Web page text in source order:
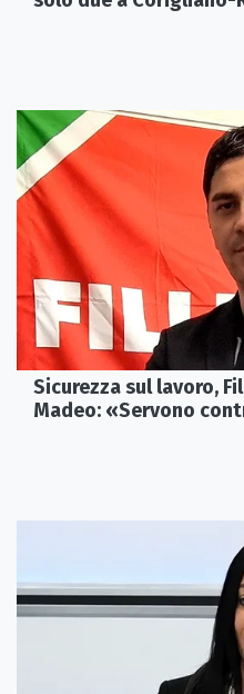
Sicurezza sul lavoro,
Madeo: «Servono